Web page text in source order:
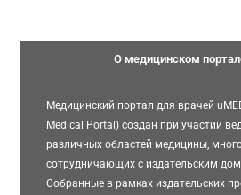
О медицинском
Медицинский портал для врачей
Medical Portal) создан при участии
различных областей медицины,
сотрудничающих с издательским
Собранные в рамках издательских